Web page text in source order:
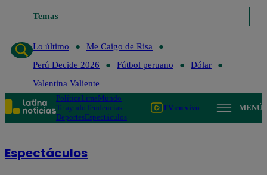
Temas
Lo último
Lo último
Me Caigo de Risa
Perú Decide 2026
Fútbol peruano
Dólar
Valentina Valiente
PolíticaLimaMundo
Te ayudoTendencias
DeportesEspectáculos
TV en vivo MENÚ
Espectáculos